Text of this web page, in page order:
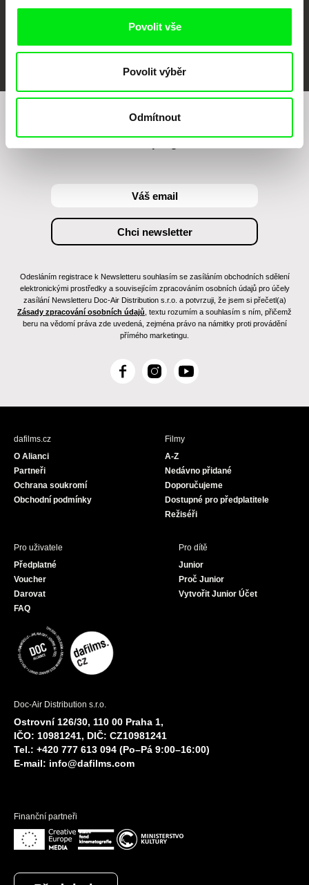
Povolit vše
Povolit výběr
Odmítnout
Odesláním registrace k Newsletteru souhlasím se zasíláním obchodních sdělení
elektronickými prostředky a souvisejícím zpracováním osobních údajů pro účely
zasílání Newsletteru Doc-Air Distribution s.r.o. a potvrzuji, že jsem si přečetl(a)
Zásady zpracování osobních údajů , textu rozumím a souhlasím s ním, přičemž
beru na vědomí práva zde uvedená, zejména právo na námitky proti provádění
přímého marketingu.
F
c
I
s
Y
u
dafilms.cz
O Alianci
Partneři
Ochrana soukromí
Obchodní podmínky
Filmy
A-Z
Nedávno přidané
Doporučujeme
Dostupné pro předplatitele
Režiséři
Pro uživatele
Předplatné
Voucher
Darovat
FAQ
Pro dítě
Junior
Proč Junior
Vytvořit Junior Účet
Doc-Air Distribution s.r.o.
Ostrovní 126/30, 110 00 Praha 1,
IČO: 10981241, DIČ: CZ10981241
Tel.: +420 777 613 094 (Po–Pá 9:00–16:00)
E-mail: info@dafilms.com
Finanční partneři